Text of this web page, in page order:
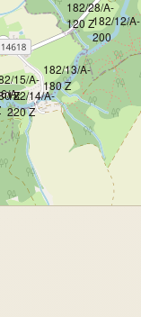
182/13/A-
180 Z
182/14/A-
220 Z
15/A-
Z
182/28/A-
120 Z182/12/A-
200
A-